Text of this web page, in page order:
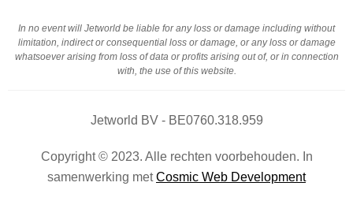
In no event will Jetworld be liable for any loss or damage including without
limitation, indirect or consequential loss or damage, or any loss or damage
whatsoever arising from loss of data or profits arising out of, or in connection
with, the use of this website.
Jetworld BV - BE0760.318.959
Copyright © 2023. Alle rechten voorbehouden. In
samenwerking metCosmic Web Development